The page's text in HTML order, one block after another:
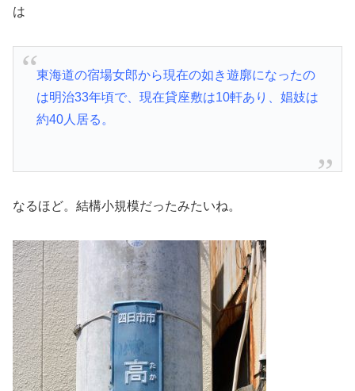
は
東海道の宿場女郎から現在の如き遊廓になったの
は明治33年頃で、現在貸座敷は10軒あり、娼妓は
約40人居る。
なるほど。結構小規模だったみたいね。